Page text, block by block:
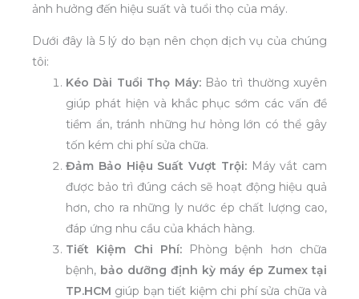
ảnh hưởng đến hiệu suất và tuổi thọ của máy.
Dưới đây là 5 lý do bạn nên chọn dịch vụ của chúng
tôi:
Kéo Dài Tuổi Thọ Máy:Bảo trì thường xuyên
giúp phát hiện và khắc phục sớm các vấn đề
tiềm ẩn, tránh những hư hỏng lớn có thể gây
tốn kém chi phí sửa chữa.
Đảm Bảo Hiệu Suất Vượt Trội:Máy vắt cam
được bảo trì đúng cách sẽ hoạt động hiệu quả
hơn, cho ra những ly nước ép chất lượng cao,
đáp ứng nhu cầu của khách hàng.
Tiết Kiệm Chi Phí:Phòng bệnh hơn chữa
bệnh, bảo dưỡng định kỳ máy ép Zumex tại
TP.HCM giúp bạn tiết kiệm chi phí sửa chữa và